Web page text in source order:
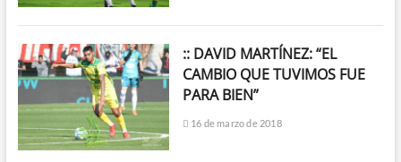
:: DAVID MARTÍNEZ: “EL
CAMBIO QUE TUVIMOS FUE
PARA BIEN”
16 de marzo de 2018